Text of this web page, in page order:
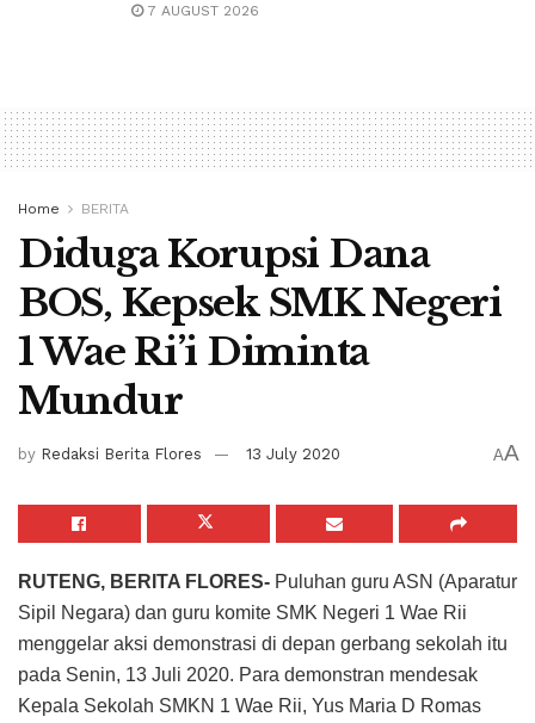
7 AUGUST 2026
Home BERITA
Diduga Korupsi Dana
BOS, Kepsek SMK Negeri
1 Wae Ri’i Diminta
Mundur
by Redaksi Berita Flores 13 July 2020 AA
RUTENG, BERITA FLORES- Puluhan guru ASN (Aparatur
Sipil Negara) dan guru komite SMK Negeri 1 Wae Rii
menggelar aksi demonstrasi di depan gerbang sekolah itu
pada Senin, 13 Juli 2020. Para demonstran mendesak
Kepala Sekolah SMKN 1 Wae Rii, Yus Maria D Romas